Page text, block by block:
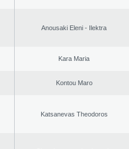
Anousaki Eleni - Ilektra
Kara Maria
Kontou Maro
Katsanevas Theodoros